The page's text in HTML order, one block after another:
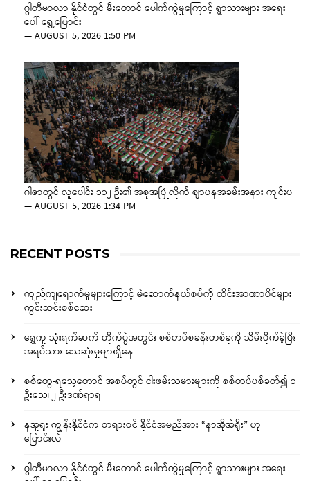
ဂွါတီမာလာ နိုင်ငံတွင် မီးတောင် ပေါက်ကွဲမှုကြောင့် ရွာသားများ အရေး
ပေါ် ရွှေ့ပြောင်း
—AUGUST 5, 2026 1:50 PM
ဂါဇာတွင် လူပေါင်း ၁၁၂ ဦး၏ အစုအပြုံလိုက် ဈာပနအခမ်းအနား ကျင်းပ
—AUGUST 5, 2026 1:34 PM
RECENT POSTS
ကျည်ကျရောက်မှုများကြောင့် မဲဆောက်နယ်စပ်ကို ထိုင်းအာဏာပိုင်များ
ကွင်းဆင်းစစ်ဆေး
ရွှေကူ သုံးရက်ဆက် တိုက်ပွဲအတွင်း စစ်တပ်စခန်းတစ်ခုကို သိမ်းပိုက်ခဲ့ပြီး
အရပ်သား သေဆုံးမှုများရှိနေ
စစ်တွေ-ရသေ့တောင် အစပ်တွင် ငါးဖမ်းသမားများကို စစ်တပ်ပစ်ခတ်၍ ၁
ဦးသေ၊ ၂ ဦးဒဏ်ရာရ
နအူရူး ကျွန်းနိုင်ငံက တရားဝင် နိုင်ငံအမည်အား “နာအိုအဲရိုး” ဟု
ပြောင်းလဲ
ဂွါတီမာလာ နိုင်ငံတွင် မီးတောင် ပေါက်ကွဲမှုကြောင့် ရွာသားများ အရေး